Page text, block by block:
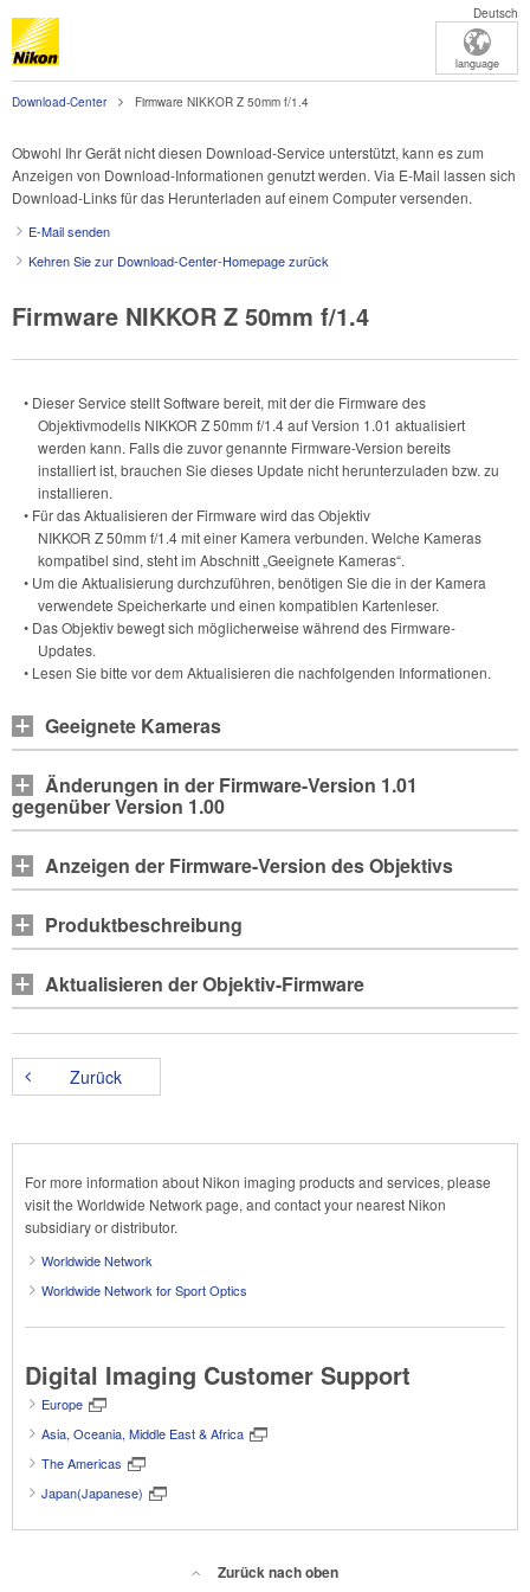
Deutsch
language
Download-Center Firmware NIKKOR Z 50mm f/1.4
Obwohl Ihr Gerät nicht diesen Download-Service unterstützt, kann es zum
Anzeigen von Download-Informationen genutzt werden. Via E-Mail lassen sich
Download-Links für das Herunterladen auf einem Computer versenden.
E-Mail senden
Kehren Sie zur Download-Center-Homepage zurück
Firmware NIKKOR Z 50mm f/1.4
• Dieser Service stellt Software bereit, mit der die Firmware des
Objektivmodells NIKKOR Z 50mm f/1.4auf Version 1.01 aktualisiert
werden kann. Falls die zuvor genannte Firmware-Version bereits
installiert ist, brauchen Sie dieses Update nicht herunterzuladen bzw. zu
installieren.
• Für das Aktualisieren der Firmware wird das Objektiv
NIKKOR Z 50mm f/1.4mit einer Kamera verbunden. Welche Kameras
kompatibel sind, steht im Abschnitt „Geeignete Kameras“.
• Um die Aktualisierung durchzuführen, benötigen Sie die in der Kamera
verwendete Speicherkarte und einen kompatiblen Kartenleser.
• Das Objektiv bewegt sich möglicherweise während des Firmware-
Updates.
• Lesen Sie bitte vor dem Aktualisieren die nachfolgenden Informationen.
Geeignete Kameras
Änderungen in der Firmware-Version 1.01
gegenüber Version 1.00
Anzeigen der Firmware-Version des Objektivs
Produktbeschreibung
Aktualisieren der Objektiv-Firmware
Zurück
For more information about Nikon imaging products and services, please
visit the Worldwide Network page, and contact your nearest Nikon
subsidiary or distributor.
Worldwide Network
Worldwide Network for Sport Optics
Digital Imaging Customer Support
Europe
Asia, Oceania, Middle East & Africa
The Americas
Japan(Japanese)
Zurück nach oben